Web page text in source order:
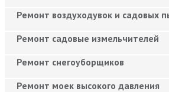
Ремонт воздуходувок и садовых
Ремонт садовые измельчителей
Ремонт снегоуборщиков
Ремонт моек высокого давления